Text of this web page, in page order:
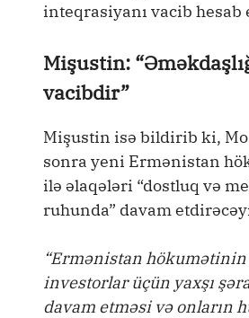
inteqrasiyanı vacib hesab
Mişustin:
vacibdir”
Mişustin isə bildirib ki,
sonra yeni Ermənistan
ilə əlaqələri “dostluq və
ruhunda” davam
“Ermənistan hökumətinin
investorlar üçün yaxşı
davam etməsi və onların